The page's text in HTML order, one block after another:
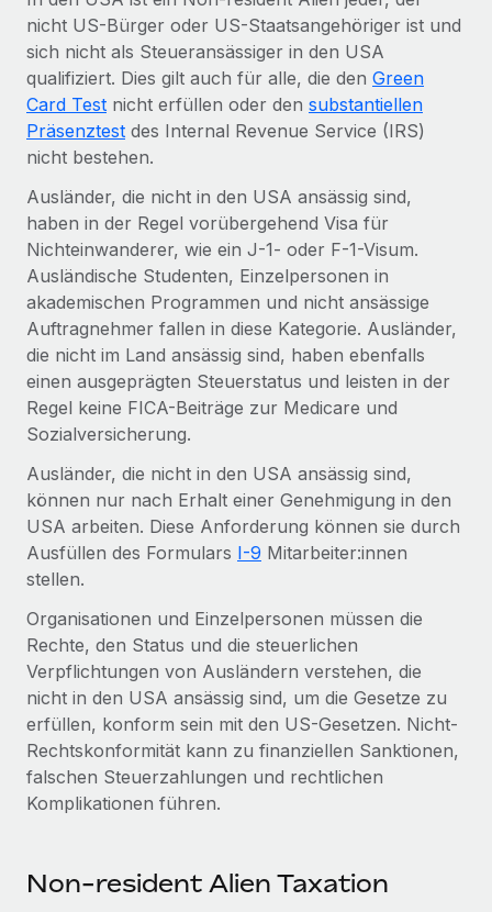
Globales Onboarding und Verwalten von
Freelancer:innen
PEO
Auslagern von komplexen HR-Aufgaben
Remote Embedded
Nahtlose Integration der HR in bestehende Abläufe
Plattform
Integrierte HR-Kernfunktionen für dein Team
Verknüpfen
Neu
Verknüpfung beliebiger KI-Tools mit Remote über unser
MCP
Prozessoptimierung mit unverzichtbaren Business-
Tools
DIENSTLEISTUNGEN
Frag unsere Expert:innen
Hilfe von Expert:innen für globale HR & Compliance
Background-Checks
Einfacheres Bewerber:innen-Screening
Compliance Watchtower
Lückenlose Compliance
Globale Bereitstellung und Verfolgung von IT-
Geräten
WACHSTUMSPHASE
Startups
Agile HR- und Payroll-Lösungen für wachsende
Unternehmen
Mittelstand
Maßgeschneiderte HR-Lösungen, um Teams zu
vergrößern
Enterprise
Globale HR für Konzerne und Großunternehmen
PARTNER WERDEN
Strategische Technologiepartner
Plattform
Partner werden
Entdecke die Möglichkeiten einer Partnerschaft
Beratung zu Integrationen und KI-Automatisierung
FALLSTUDIEN
So hat der KI-Vorreiter Weaviate sein Team mit
Remote um 120 % vergrößert
Weaviate auf einen Blick Weaviate entwickelt KI-basierte
Mehr erfahren
Gesamtbeschäftigungskosten
Honorarzahlungen berechnen
Informationen zu möglichen Währungen und
Abwicklungsfristen für globale Freelancer:innen
LERNEN MIT REMOTE
Forschung und Leitfäden
Fallstudien
HR-Glossar
Checklisten und Vorlagen
Bibliothek für Stellenbeschreibungen
Events
Newsroom
Informationen zu Gehältern und Qualifikationen
Insights Center
Hol dir Unterstützung
Alle Ressourcen anzeigen
BLOG
EOR und PEO
Nederlands
Français
Deutsch
Español
Italiano
Português (Portugal)
日本語
한국어
中文（简体）
Anmelden
nicht US-Bürger oder US-Staatsangehöriger ist und
sich nicht als Steueransässiger in den USA
qualifiziert. Dies gilt auch für alle, die den Green
Card Test nicht erfüllen oder den substantiellen
Präsenztest des Internal Revenue Service (IRS)
nicht bestehen.
Ausländer, die nicht in den USA ansässig sind,
haben in der Regel vorübergehend Visa für
Nichteinwanderer, wie ein J-1- oder F-1-Visum.
Ausländische Studenten, Einzelpersonen in
akademischen Programmen und nicht ansässige
Auftragnehmer fallen in diese Kategorie. Ausländer,
die nicht im Land ansässig sind, haben ebenfalls
einen ausgeprägten Steuerstatus und leisten in der
Regel keine FICA-Beiträge zur Medicare und
Sozialversicherung.
Ausländer, die nicht in den USA ansässig sind,
können nur nach Erhalt einer Genehmigung in den
USA arbeiten. Diese Anforderung können sie durch
Ausfüllen des Formulars I-9 Mitarbeiter:innen
stellen.
Organisationen und Einzelpersonen müssen die
Rechte, den Status und die steuerlichen
Verpflichtungen von Ausländern verstehen, die
nicht in den USA ansässig sind, um die Gesetze zu
erfüllen, konform sein mit den US-Gesetzen. Nicht-
Rechtskonformität kann zu finanziellen Sanktionen,
falschen Steuerzahlungen und rechtlichen
Komplikationen führen.
Non-resident Alien Taxation